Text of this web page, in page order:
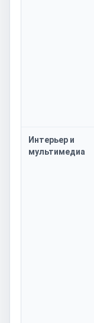
Интерьер и
мультимедиа